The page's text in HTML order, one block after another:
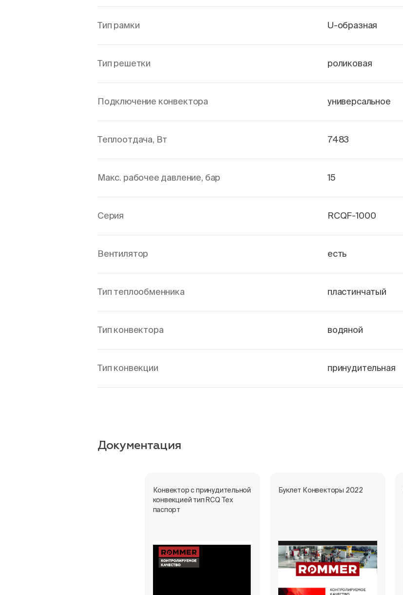
Тип рамки U-образная
Тип решетки роликовая
Подключение конвектора универсальное
Теплоотдача, Вт 7483
Макс. рабочее давление, бар 15
Серия RCQF-1000
Вентилятор есть
Тип теплообменника пластинчатый
Тип конвектора водяной
Тип конвекции принудительная
Документация
Конвектор с принудительной
конвекцией тип RCQ Тех
паспорт
Буклет Конвекторы 2022